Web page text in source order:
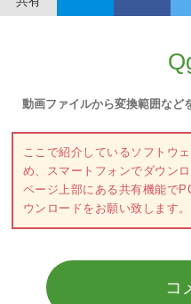
動画ファイルから変換範囲など
ここで紹介しているソフトウ
め、スマートフォンでダウン
ページ上部にある共有機能で
ウンロードをお願い致します。
コ